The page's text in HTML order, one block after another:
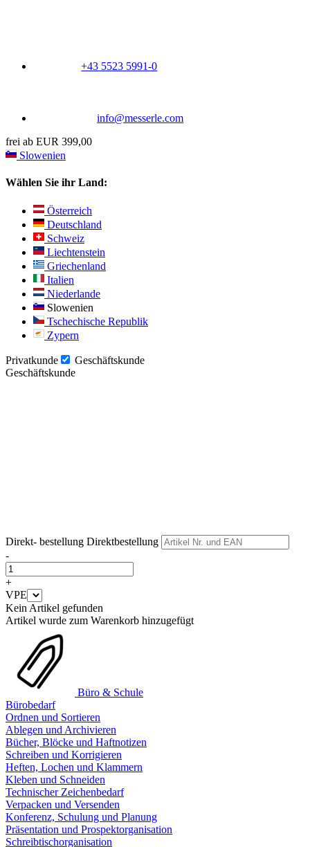
+43 5523 5991-0
info@messerle.com
frei ab EUR 399,00
Slowenien
Wählen Sie ihr Land:
Österreich
Deutschland
Schweiz
Liechtenstein
Griechenland
Italien
Niederlande
Slowenien
Tschechische Republik
Zypern
Privatkunde
Geschäftskunde
Geschäftskunde
Direkt- bestellung Direktbestellung
-
+
VPE
Kein Artikel gefunden
Artikel wurde zum Warenkorb hinzugefügt
Büro & Schule
Bürobedarf
Ordnen und Sortieren
Ablegen und Archivieren
Bücher, Blöcke und Haftnotizen
Schreiben und Korrigieren
Heften, Lochen und Klammern
Kleben und Schneiden
Technischer Zeichenbedarf
Verpacken und Versenden
Konferenz, Schulung und Planung
Präsentation und Prospektorganisation
Schreibtischorganisation